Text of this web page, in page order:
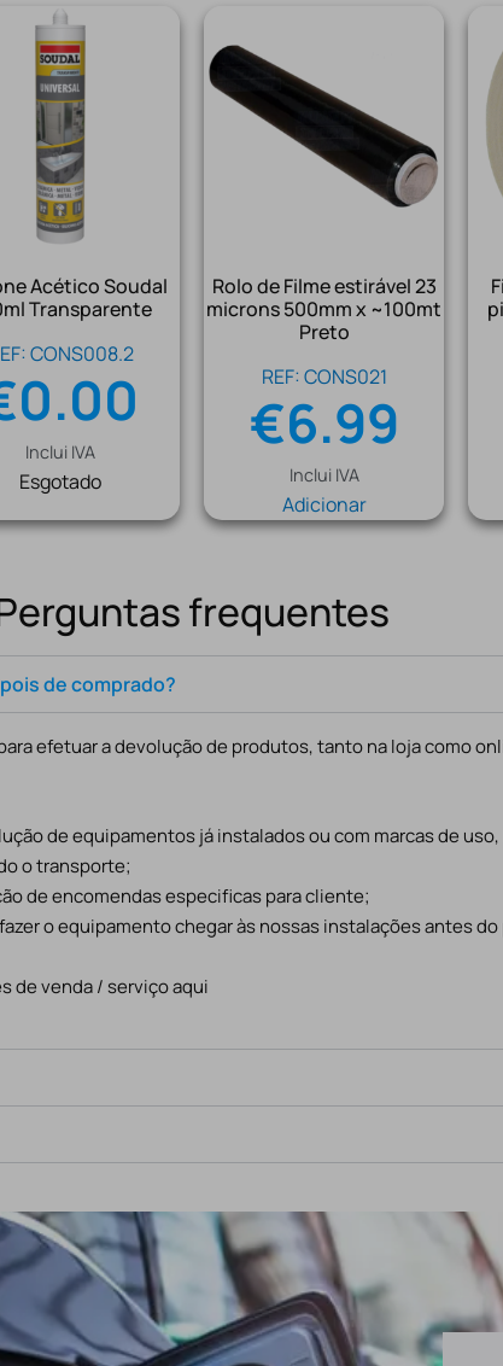
Acético Soudal
Transparente
CONS008.2
0.00
Inclui IVA
Esgotado
Rolo de Filme estirável 23
microns 500mm x ~100mt
Preto
REF: CONS021
€6.99
Inclui IVA
Adicionar
frequentes
de comprado?
efetuar a devolução de produtos, tanto na loja como
de equipamentos já instalados ou com marcas de
o transporte;
de encomendas especificas para cliente;
o equipamento chegar às nossas instalações antes
de venda / serviço aqui